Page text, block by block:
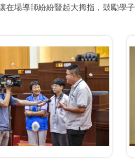
場導師紛紛豎起大拇指，鼓勵學